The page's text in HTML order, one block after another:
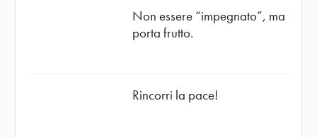
Non essere “impegnato”, ma
porta frutto.
Rincorri la pace!